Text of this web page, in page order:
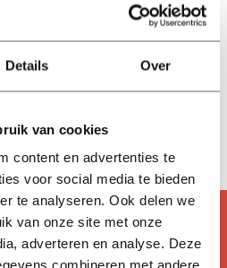
Details Over
van cookies
content en advertenties te
voor social media te bieden
te analyseren. Ook delen we
van onze site met onze
adverteren en analyse. Deze
combineren met andere